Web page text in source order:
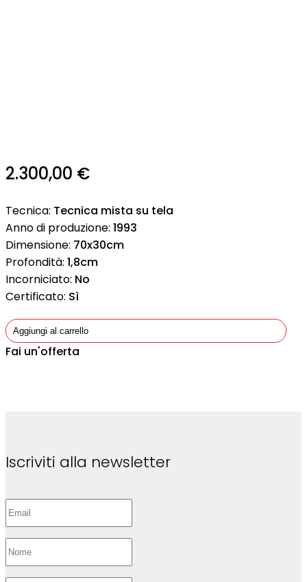
2.300,00 €
Tecnica: Tecnica mista su tela
Anno di produzione: 1993
Dimensione: 70x30cm
Profondità: 1,8cm
Incorniciato: No
Certificato: Sì
Aggiungi al carrello
Fai un'offerta
Iscriviti alla newsletter